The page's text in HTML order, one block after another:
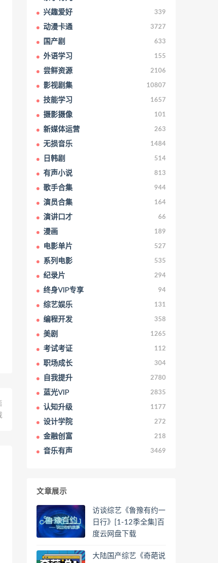
兴趣爱好 339
动漫卡通 3727
国产剧 633
外语学习 155
尝鲜资源 2106
影视剧集 10807
技能学习 1657
摄影摄像 101
新媒体运营 263
无损音乐 1484
日韩剧 514
有声小说 813
歌手合集 944
演员合集 164
演讲口才 66
漫画 189
电影单片 527
系列电影 535
纪录片 294
终身VIP专享 94
综艺娱乐 131
编程开发 358
美剧 1265
考试考证 112
职场成长 304
自我提升 2780
蓝光VIP 2835
认知升级 1177
设计学院 272
金融创富 218
音乐有声 3469
文章展示
访谈综艺《鲁豫有约一
日行》[1-12季全集]百
度云网盘下载
大陆国产综艺《奇葩说